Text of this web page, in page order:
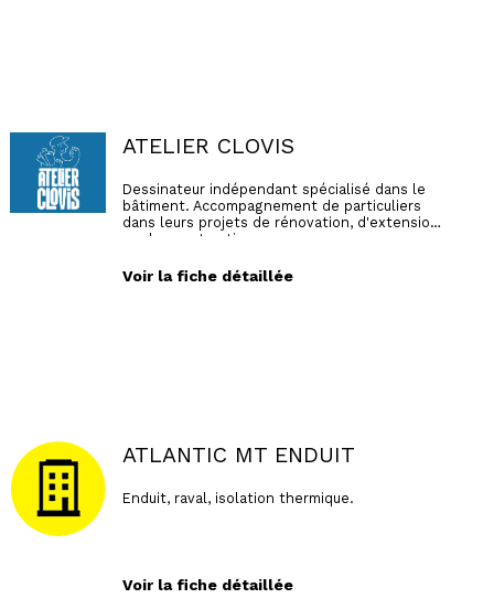
ATELIER CLOVIS
Dessinateur indépendant spécialisé dans le
bâtiment. Accompagnement de particuliers
dans leurs projets de rénovation, d'extension
ou de construction.
Voir la fiche détaillée
ATLANTIC MT ENDUIT
Enduit, raval, isolation thermique.
Voir la fiche détaillée